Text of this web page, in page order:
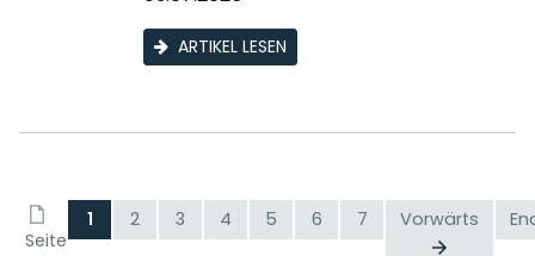
ARTIKEL LESEN
Seite
1 2 3 4 5 6 7 Vorwärts